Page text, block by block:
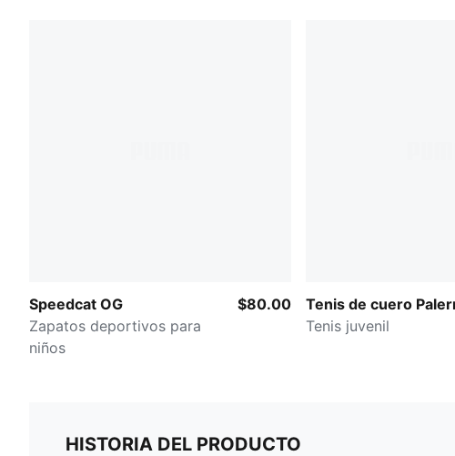
Speedcat OG
Zapatos deportivos para
niños
$80.00
Tenis de cuero
Tenis juvenil
HISTORIA DEL PRODUCTO